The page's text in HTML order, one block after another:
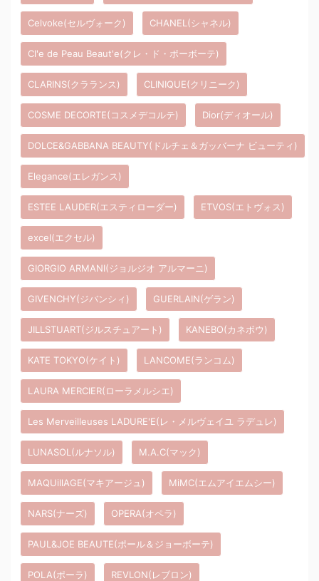
Celvoke(セルヴォーク) CHANEL(シャネル)
Cl'e de Peau Beaut'e(クレ・ド・ポーボーテ)
CLARINS(クラランス) CLINIQUE(クリニーク)
COSME DECORTE(コスメデコルテ) Dior(ディオール)
DOLCE&GABBANA BEAUTY(ドルチェ＆ガッバーナ ビューティ)
Elegance(エレガンス)
ESTEE LAUDER(エスティローダー) ETVOS(エトヴォス)
excel(エクセル)
GIORGIO ARMANI(ジョルジオ アルマーニ)
GIVENCHY(ジバンシィ) GUERLAIN(ゲラン)
JILLSTUART(ジルスチュアート) KANEBO(カネボウ)
KATE TOKYO(ケイト) LANCOME(ランコム)
LAURA MERCIER(ローラメルシエ)
Les Merveilleuses LADURE'E(レ・メルヴェイユ ラデュレ)
LUNASOL(ルナソル) M.A.C(マック)
MAQUillAGE(マキアージュ) MiMC(エムアイエムシー)
NARS(ナーズ) OPERA(オペラ)
PAUL&JOE BEAUTE(ポール＆ジョーボーテ)
POLA(ポーラ) REVLON(レブロン)